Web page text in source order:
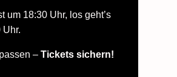
um 18:30 Uhr, los geht’s
Uhr.
– Tickets sichern!